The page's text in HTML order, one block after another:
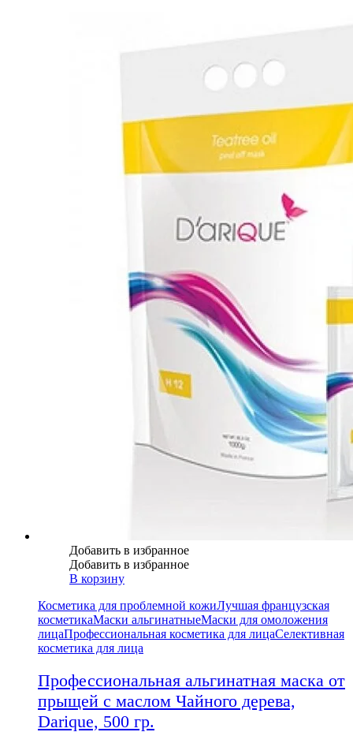
Добавить в избранное
Добавить в избранное
В корзину
Косметика для проблемной кожиЛучшая французская
косметикаМаски альгинатныеМаски для омоложения
лицаПрофессиональная косметика для лицаСелективная
косметика для лица
Профессиональная альгинатная маска от
прыщей с маслом Чайного дерева,
Darique, 500 гр.